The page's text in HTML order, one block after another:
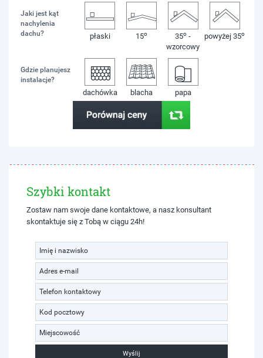
Jaki jest kąt
nachylenia
dachu?
płaski 15o 35o -
wzorcowy
powyżej 35o
Gdzie planujesz
instalacje?
dachówka blacha papa
Szybki kontakt
Zostaw nam swoje dane kontaktowe, a nasz konsultant
skontaktuje się z Tobą w ciągu 24h!
Wyślij